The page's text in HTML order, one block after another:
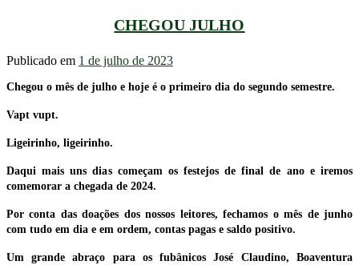
CHEGOU JULHO
Publicado em 1 de julho de 2023
Chegou o mês de julho e hoje é o primeiro dia do segundo semestre.
Vapt vupt.
Ligeirinho, ligeirinho.
Daqui mais uns dias começam os festejos de final de ano e iremos
comemorar a chegada de 2024.
Por conta das doações dos nossos leitores, fechamos o mês de junho
com tudo em dia e em ordem, contas pagas e saldo positivo.
Um grande abraço para os fubânicos José Claudino, Boaventura